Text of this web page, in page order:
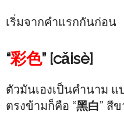
เริ่มจากคำแรกกันก่อน
“彩色” [cǎisè]
ตัวมันเองเป็นคำนาม แ
ตรงข้ามก็คือ “黑白” สี